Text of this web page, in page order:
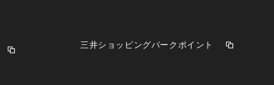
三井ショッピングパークポイント